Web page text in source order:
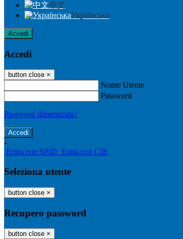
中文
Українська
Accedi
Accedi
button close ×
Nome Utente
Password
Password dimenticata?
-
Entra con SPID Entra con CIE
Seleziona utente
button close ×
Recupero password
button close ×